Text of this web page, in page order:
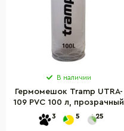
В наличии
Гермомешок Tramp UTRA-
109 PVC 100 л, прозрачный
3 5 25